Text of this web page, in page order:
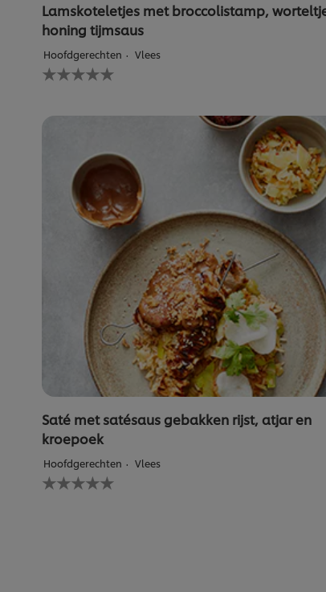
Lamskoteletjes met broccolistamp,
honing tijmsaus
Hoofdgerechten Vlees
Geen
beoordelingen
Saté met satésaus gebakken rijst, atjar en
kroepoek
Hoofdgerechten Vlees
Geen
beoordelingen